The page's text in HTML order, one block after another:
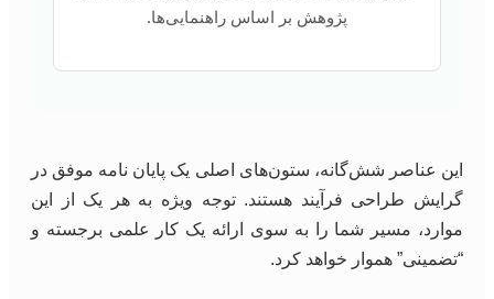
پژوهش بر اساس راهنمایی‌ها.
این عناصر شش‌گانه، ستون‌های اصلی یک پایان نامه موفق در
گرایش طراحی فرآیند هستند. توجه ویژه به هر یک از این
موارد، مسیر شما را به سوی ارائه یک کار علمی برجسته و
“تضمینی” هموار خواهد کرد.